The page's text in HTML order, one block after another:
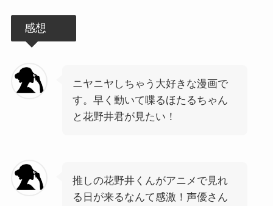
感想
ニヤニヤしちゃう大好きな漫画で
す。早く動いて喋るほたるちゃん
と花野井君が見たい！
推しの花野井くんがアニメで見れ
る日が来るなんて感激！声優さん